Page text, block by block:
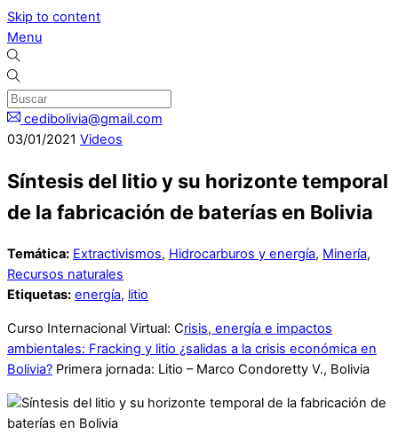
Skip to content
Menu
cedibolivia@gmail.com
03/01/2021 Videos
Síntesis del litio y su horizonte temporal
de la fabricación de baterías en Bolivia
Temática: Extractivismos, Hidrocarburos y energía, Minería,
Recursos naturales
Etiquetas: energía, litio
Curso Internacional Virtual: Crisis, energía e impactos
ambientales: Fracking y litio ¿salidas a la crisis económica en
Bolivia? Primera jornada: Litio – Marco Condoretty V., Bolivia